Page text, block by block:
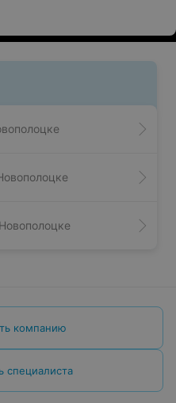
компанию
специалиста